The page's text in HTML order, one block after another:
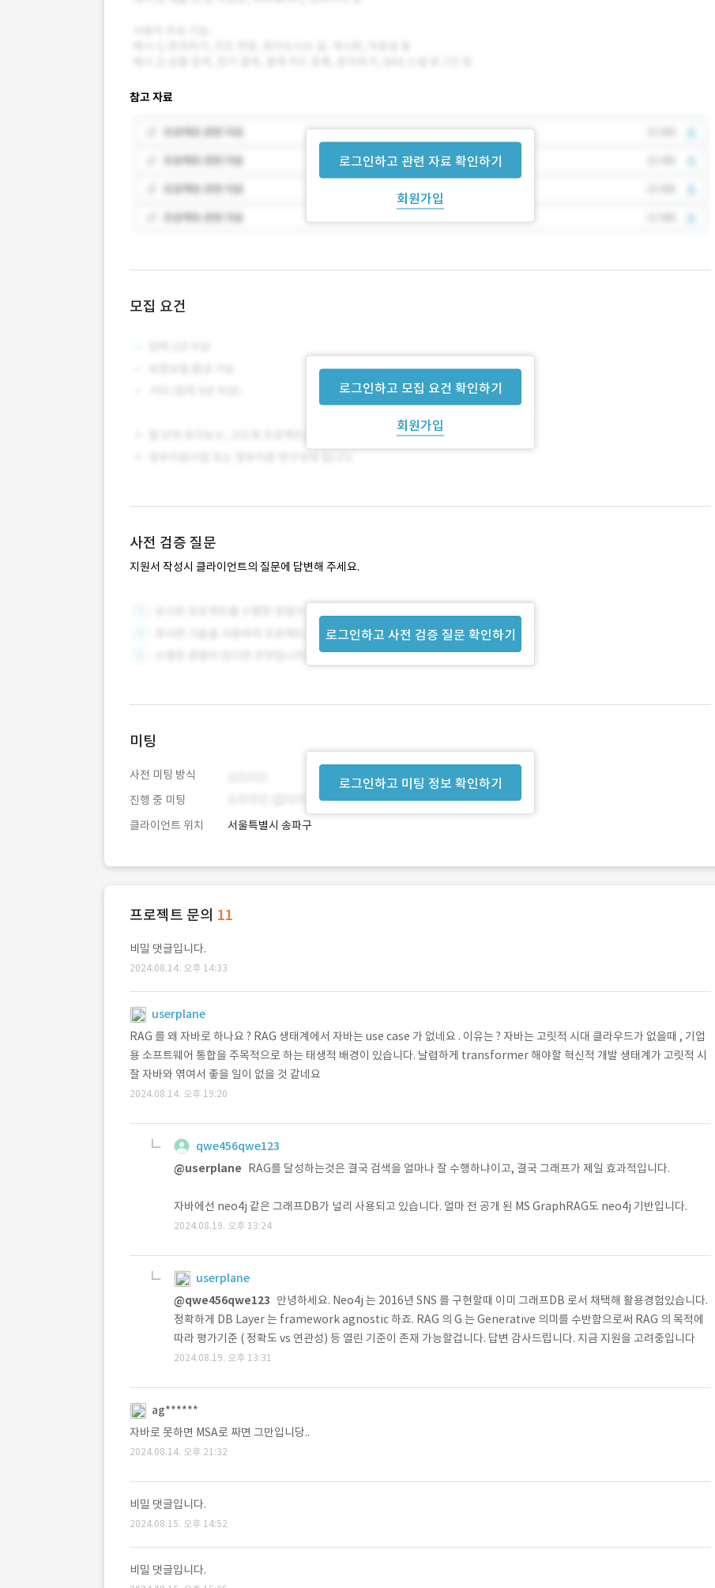
참고 자료
로그인하고 관련 자료 확인하기
회원가입
모집 요건
로그인하고 모집 요건 확인하기
회원가입
사전 검증 질문
지원서 작성시 클라이언트의 질문에 답변해 주세요.
로그인하고 사전 검증 질문 확인하기
로그인하고 미팅 정보 확인하기
미팅
사전 미팅 방식
진행 중 미팅
클라이언트 위치
서울특별시 송파구
프로젝트 문의 11
비밀 댓글입니다.
2024.08.14. 오후 14:33
userplane
RAG 를 왜 자바로 하나요 ? RAG 생태계에서 자바는 use case 가 없네요 . 이유는 ? 자바는 고릿적 시대 클라우드가 없을때 , 기업
용 소프트웨어 통합을 주목적으로 하는 태생적 배경이 있습니다. 날렵하게 transformer 해야할 혁신적 개발 생태계가 고릿적 시
잘 자바와 엮여서 좋을 일이 없을 것 같네요
2024.08.14. 오후 19:20
qwe456qwe123
@userplane RAG를 달성하는것은 결국 검색을 얼마나 잘 수행하냐이고, 결국 그래프가 제일 효과적입니다.
자바에선 neo4j 같은 그래프DB가 널리 사용되고 있습니다. 얼마 전 공개 된 MS GraphRAG도 neo4j 기반입니다.
2024.08.19. 오후 13:24
userplane
@qwe456qwe123 안녕하세요. Neo4j 는 2016년 SNS 를 구현할때 이미 그래프DB 로서 채택해 활용경험있습니다.
정확하게 DB Layer 는 framework agnostic 하죠. RAG 의 G 는 Generative 의미를 수반함으로써 RAG 의 목적에
따라 평가기준 ( 정확도 vs 연관성) 등 열린 기준이 존재 가능할겁니다. 답변 감사드립니다. 지금 지원을 고려중입니다
2024.08.19. 오후 13:31
ag******
자바로 못하면 MSA로 짜면 그만입니당..
2024.08.14. 오후 21:32
비밀 댓글입니다.
2024.08.15. 오후 14:52
비밀 댓글입니다.